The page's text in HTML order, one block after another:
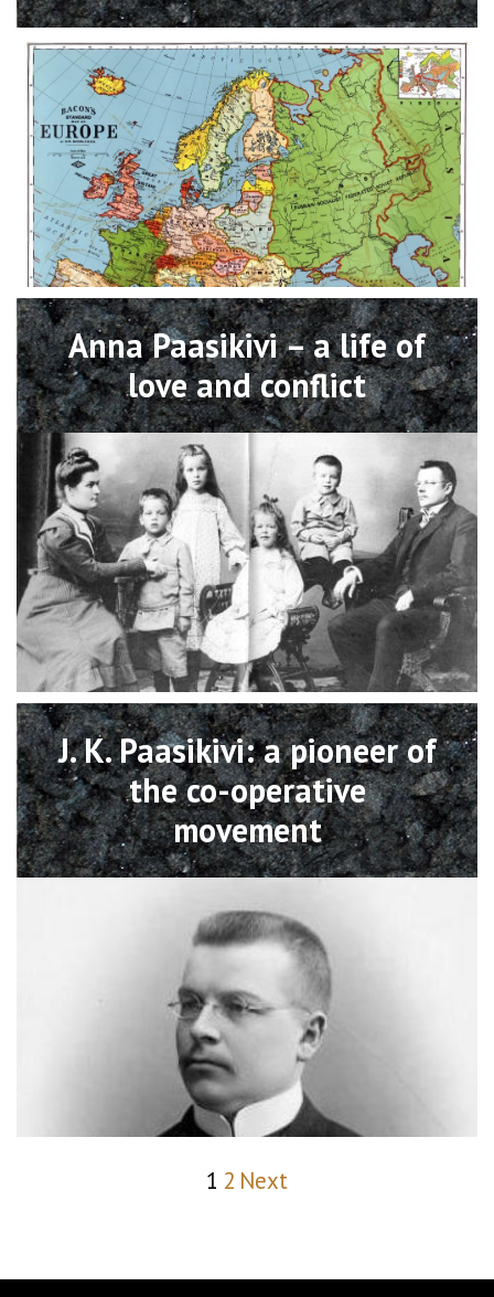
Anna Paasikivi – a life of
love and conflict
Open
J. K. Paasikivi: a pioneer of
the co-operative
movement
Open
1 2 Next